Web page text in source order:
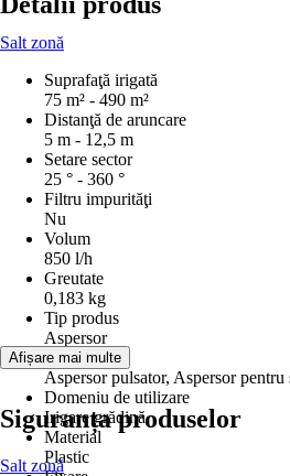
Salt zonă
Suprafaţă irigată
75 m² - 490 m²
Distanţă de aruncare
5 m - 12,5 m
Setare sector
25 ° - 360 °
Filtru impurităţi
Nu
Volum
850 l/h
Greutate
0,183 kg
Tip produs
Aspersor
Model
Aspersor pulsator, Aspersor pentru
Domeniu de utilizare
Irigare grădină
Material
Plastic
Afișare mai multe
Siguranța produselor
Salt zonă